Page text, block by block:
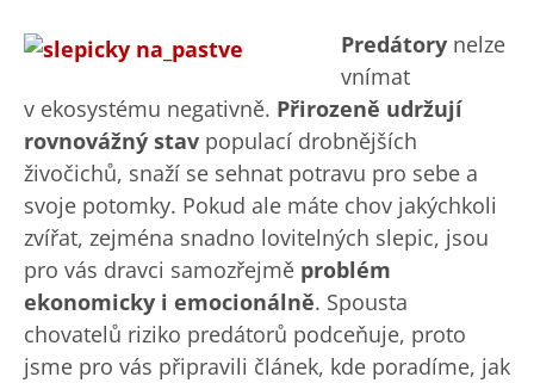
Predátory nelze
vnímat
v ekosystému negativně. Přirozeně udržují
rovnovážný stav populací drobnějších
živočichů, snaží se sehnat potravu pro sebe a
svoje potomky. Pokud ale máte chov jakýchkoli
zvířat, zejména snadno lovitelných slepic, jsou
pro vás dravci samozřejmě problém
ekonomicky i emocionálně. Spousta
chovatelů riziko predátorů podceňuje, proto
jsme pro vás připravili článek, kde poradíme, jak